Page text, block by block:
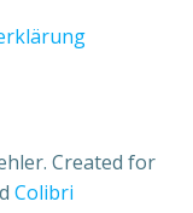
Created for
Colibri